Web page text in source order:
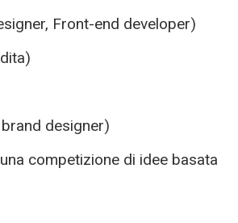
Front-end developer)
designer)
competizione di idee basata